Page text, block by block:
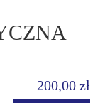
200,00 zł